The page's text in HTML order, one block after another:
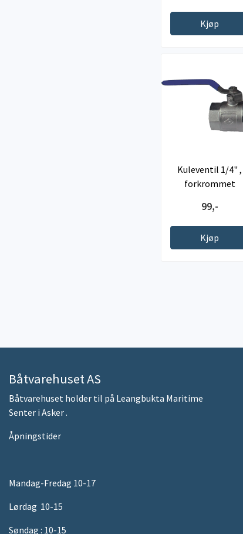
Kjøp
Kuleventil 1/4" ,
forkrommet
99,-
Kjøp
Båtvarehuset AS
Båtvarehuset holder til på Leangbukta Maritime
Senter i Asker .
Åpningstider
Mandag-Fredag 10-17
Lørdag 10-15
Søndag : 10-15